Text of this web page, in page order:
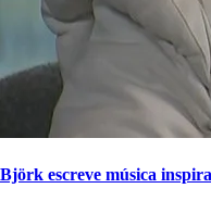
Björk escreve música